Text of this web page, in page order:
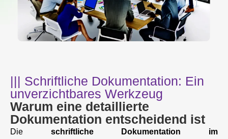
||| Schriftliche Dokumentation: Ein
unverzichtbares Werkzeug
Warum eine detaillierte
Dokumentation entscheidend ist
Die schriftliche Dokumentation im